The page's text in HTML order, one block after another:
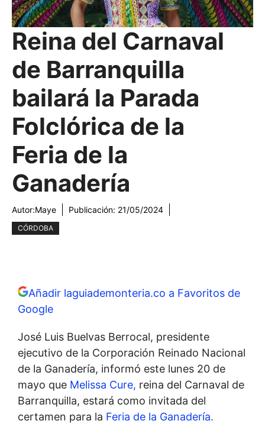
Reina del Carnaval
de Barranquilla
bailará la Parada
Folclórica de la
Feria de la
Ganadería
Autor:Maye Publicación: 21/05/2024
CÓRDOBA
Añadir laguiademonteria.co a Favoritos de
Google
José Luis Buelvas Berrocal, presidente
ejecutivo de la Corporación Reinado Nacional
de la Ganadería, informó este lunes 20 de
mayo que Melissa Cure, reina del Carnaval de
Barranquilla, estará como invitada del
certamen para la Feria de la Ganadería.